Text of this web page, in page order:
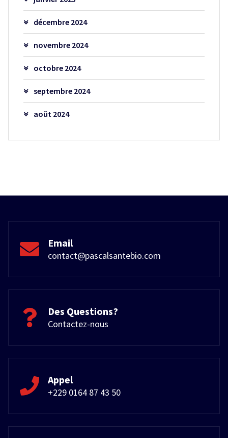
décembre 2024
novembre 2024
octobre 2024
septembre 2024
août 2024
Email
contact@pascalsantebio.com
Des Questions?
Contactez-nous
Appel
+229 0164 87 43 50